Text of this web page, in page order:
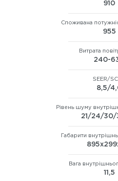
910
Споживана
955
Витрата
240-
SEER/
8,5/
Рівень шуму
21/24/30/
Габарити
Вага
11,5